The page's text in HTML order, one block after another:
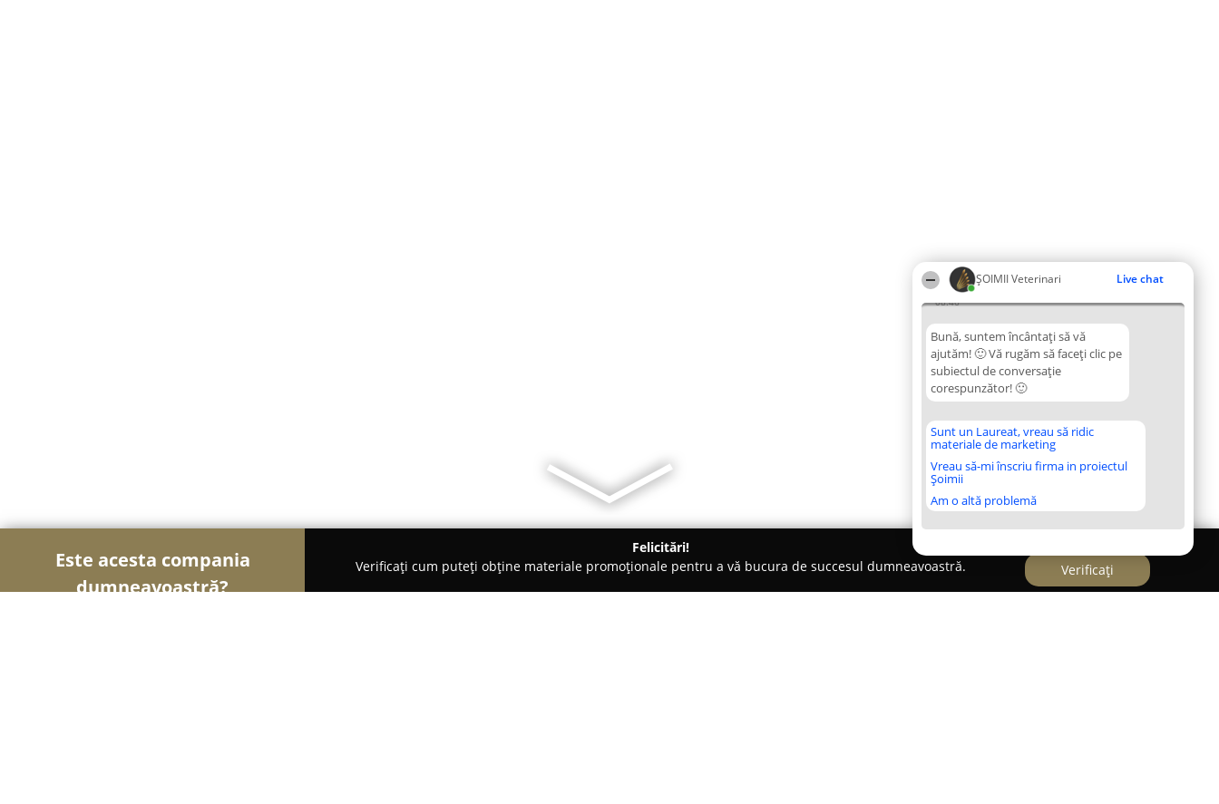
ȘOIMII Veterinari Live chat
08:46
Bună, suntem încântați să vă
ajutăm! 🙂 Vă rugăm să faceți clic pe
subiectul de conversație
corespunzător! 🙂
Sunt un Laureat, vreau să ridic
materiale de marketing
Vreau să-mi înscriu firma in proiectul
Șoimii
Am o altă problemă
Este acesta compania
dumneavoastră?
Felicitări!
Verificați cum puteți obține materiale promoționale pentru a vă bucura de succesul dumneavoastră.
Verificați